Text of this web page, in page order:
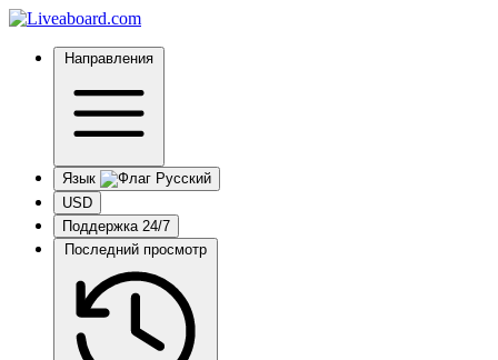
Направления
Язык
USD
Поддержка 24/7
Последний просмотр